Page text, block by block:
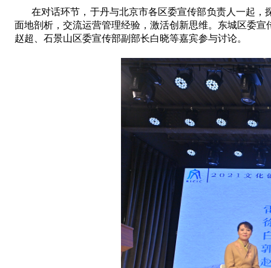
在对话环节，于丹与北京市各区委宣传部负责人一起，
面地剖析，交流运营管理经验 ，激活创新思维。 东城区委宣
赵超
石景山区委宣传部副部长白晓等嘉宾参与讨论。